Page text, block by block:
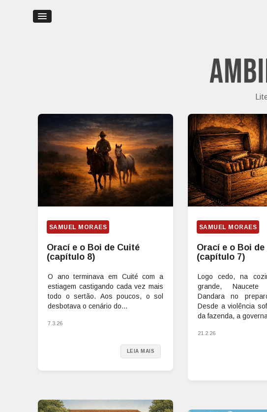
SAMUEL MORAES
Orací e o Boi de Cuité
(capítulo 8)
O ano terminava em Cuité com a
estiagem castigando cada vez mais
todo o sertão. Aos poucos, o sol
desbotava o cenário do...
LEIA MAIS
7.3.26
SAMUEL MORAES
Orací e o Boi
(capítulo 7)
Logo cedo, na
grande, Naucete
Dandara no
Desde a violência
da fazenda, a
21.2.26